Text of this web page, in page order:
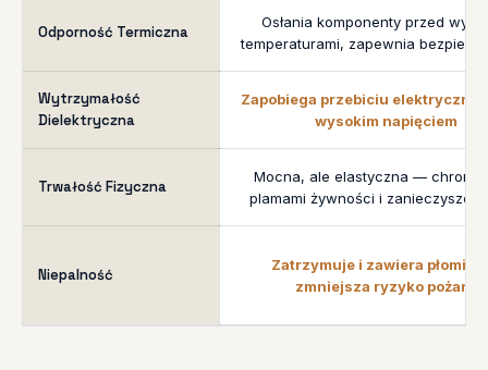
Odporność Termiczna
Osłania komponenty przed
temperaturami, zapewnia
Wytrzymałość
Dielektryczna
Zapobiega przebiciu
wysokim napięciem
Trwałość Fizyczna
Mocna, ale elastyczna — chroni
plamami żywności i
Niepalność
Zatrzymuje i zawiera
zmniejsza ryzyko pożaru